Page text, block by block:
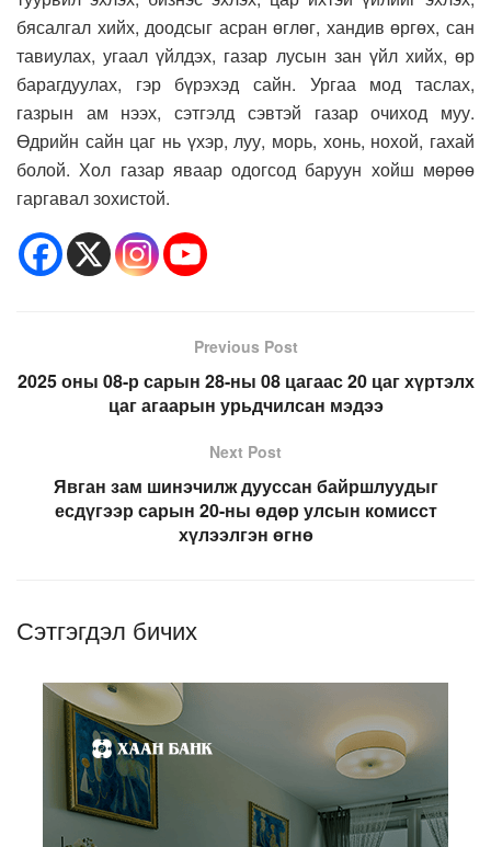
бясалгал хийх, доодсыг асран өглөг, хандив өргөх, сан
тавиулах, угаал үйлдэх, газар лусын зан үйл хийх, өр
барагдуулах, гэр бүрэхэд сайн. Ургаа мод таслах,
газрын ам нээх, сэтгэлд сэвтэй газар очиход муу.
Өдрийн сайн цаг нь үхэр, луу, морь, хонь, нохой, гахай
болой. Хол газар яваар одогсод баруун хойш мөрөө
гаргавал зохистой.
Previous Post
2025 оны 08-р сарын 28-ны 08 цагаас 20 цаг хүртэлх
цаг агаарын урьдчилсан мэдээ
Next Post
Явган зам шинэчилж дууссан байршлуудыг
есдүгээр сарын 20-ны өдөр улсын комисст
хүлээлгэн өгнө
Сэтгэгдэл бичих